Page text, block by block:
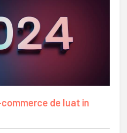
de luat in